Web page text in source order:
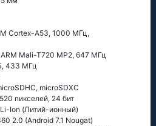
Соrtех-А53, 1000 МГц,
ARM Mali-T720 MP2, 647 МГц
433 МГц
microSDXC
пикселей, 24 бит
Ion (Литий-ионный)
2.0 (Аndrоid 7.1 Νоugаt)